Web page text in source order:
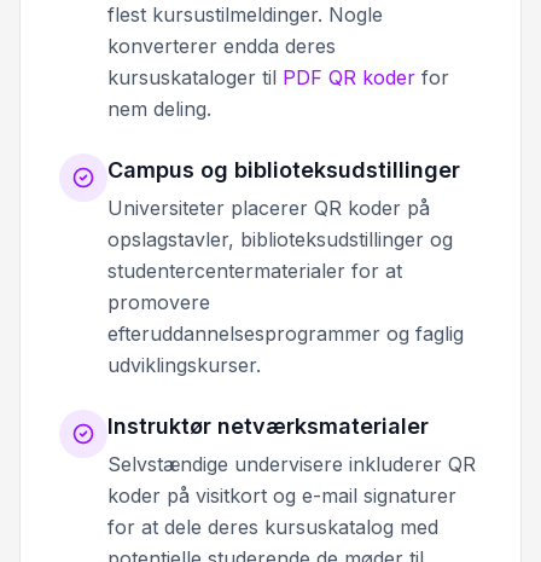
flest kursustilmeldinger. Nogle
konverterer endda deres
kursuskataloger til PDF QR koder for
nem deling.
Campus og biblioteksudstillinger
Universiteter placerer QR koder på
opslagstavler, biblioteksudstillinger og
studentercentermaterialer for at
promovere
efteruddannelsesprogrammer og faglig
udviklingskurser.
Instruktør netværksmaterialer
Selvstændige undervisere inkluderer QR
koder på visitkort og e-mail signaturer
for at dele deres kursuskatalog med